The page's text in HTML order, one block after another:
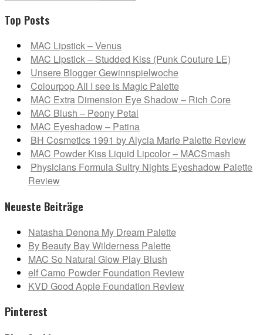
Top Posts
MAC Lipstick – Venus
MAC Lipstick – Studded Kiss (Punk Couture LE)
Unsere Blogger Gewinnspielwoche
Colourpop All I see is Magic Palette
MAC Extra Dimension Eye Shadow – Rich Core
MAC Blush – Peony Petal
MAC Eyeshadow – Patina
BH Cosmetics 1991 by Alycia Marie Palette Review
MAC Powder Kiss Liquid Lipcolor – MACSmash
Physicians Formula Sultry Nights Eyeshadow Palette
Review
Neueste Beiträge
Natasha Denona My Dream Palette
By Beauty Bay Wilderness Palette
MAC So Natural Glow Play Blush
elf Camo Powder Foundation Review
KVD Good Apple Foundation Review
Pinterest